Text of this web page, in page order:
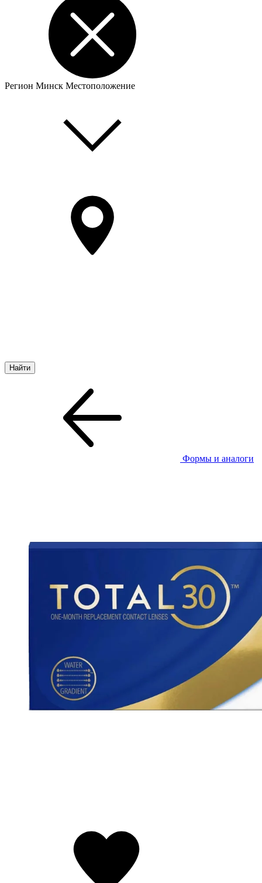
Регион Минск Местоположение
Формы и аналоги